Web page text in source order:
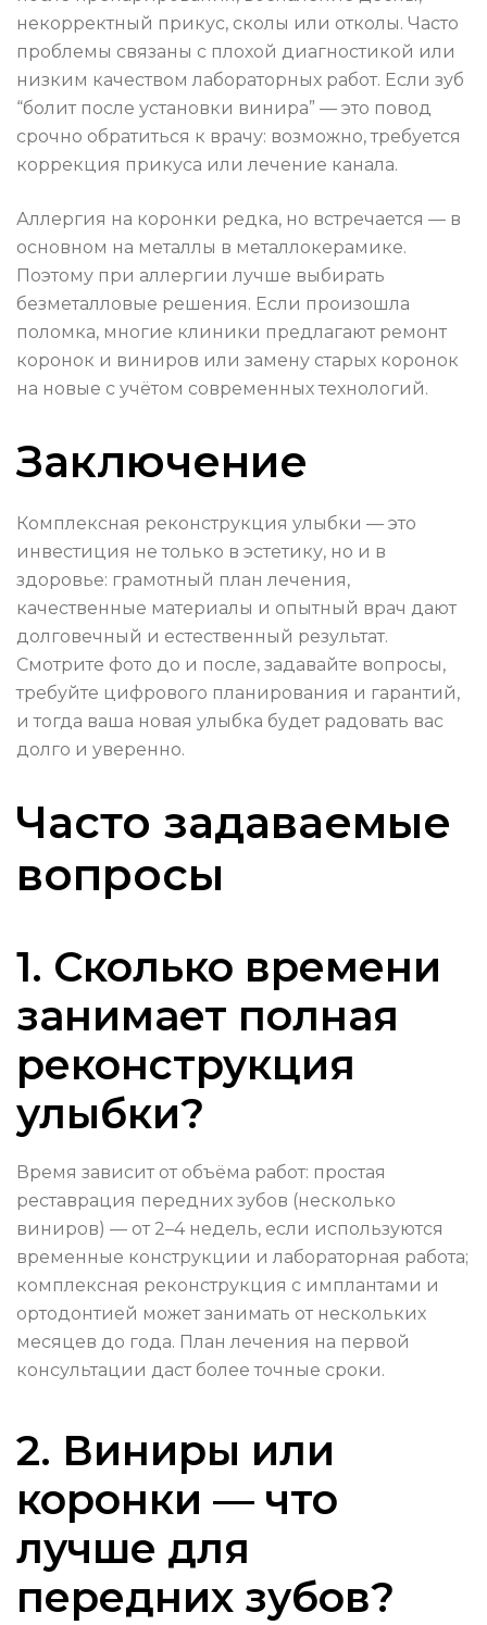
некорректный прикус, сколы или отколы. Часто
проблемы связаны с плохой диагностикой или
низким качеством лабораторных работ. Если зуб
“болит после установки винира” — это повод
срочно обратиться к врачу: возможно, требуется
коррекция прикуса или лечение канала.
Аллергия на коронки редка, но встречается — в
основном на металлы в металлокерамике.
Поэтому при аллергии лучше выбирать
безметалловые решения. Если произошла
поломка, многие клиники предлагают ремонт
коронок и виниров или замену старых коронок
на новые с учётом современных технологий.
Заключение
Комплексная реконструкция улыбки — это
инвестиция не только в эстетику, но и в
здоровье: грамотный план лечения,
качественные материалы и опытный врач дают
долговечный и естественный результат.
Смотрите фото до и после, задавайте вопросы,
требуйте цифрового планирования и гарантий,
и тогда ваша новая улыбка будет радовать вас
долго и уверенно.
Часто задаваемые
вопросы
1. Сколько времени
занимает полная
реконструкция
улыбки?
Время зависит от объёма работ: простая
реставрация передних зубов (несколько
виниров) — от 2–4 недель, если используются
временные конструкции и лабораторная работа;
комплексная реконструкция с имплантами и
ортодонтией может занимать от нескольких
месяцев до года. План лечения на первой
консультации даст более точные сроки.
2. Виниры или
коронки — что
лучше для
передних зубов?